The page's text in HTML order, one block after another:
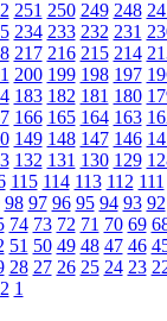
251 250 249 248
234 233 232 231
217 216 215 214
200 199 198 197
183 182 181 180
166 165 164 163
149 148 147 146
132 131 130 129
115 114 113 112 111
98 97 96 95 94 93 92
74 73 72 71 70 69
51 50 49 48 47 46
28 27 26 25 24 23
2 1